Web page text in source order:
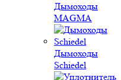
Дымоходы
MAGMA
Дымоходы
Schiedel